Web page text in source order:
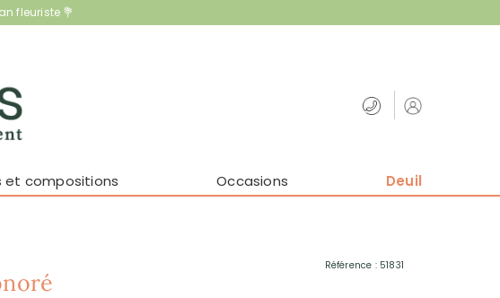
fleuriste 💐
et compositions Occasions Deuil
Référence : 51831